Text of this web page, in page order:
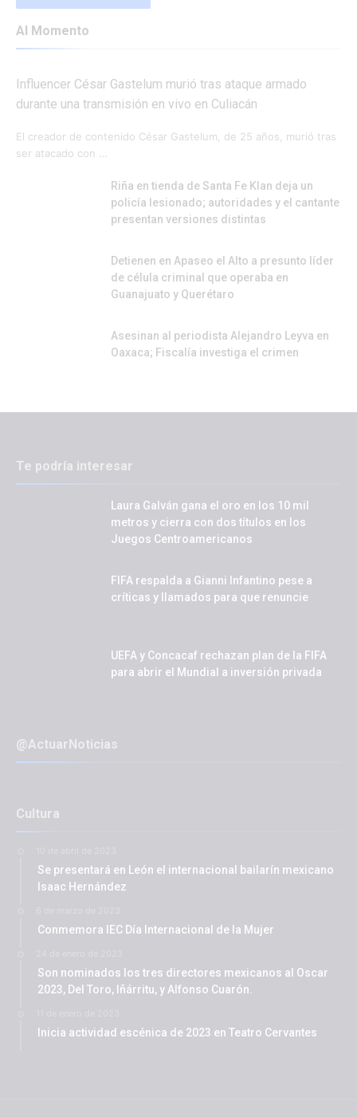
Al Momento
Influencer César Gastelum murió tras ataque armado
durante una transmisión en vivo en Culiacán
El creador de contenido César Gastelum, de 25 años, murió tras
ser atacado con …
Riña en tienda de Santa Fe Klan deja un
policía lesionado; autoridades y el cantante
presentan versiones distintas
Detienen en Apaseo el Alto a presunto líder
de célula criminal que operaba en
Guanajuato y Querétaro
Asesinan al periodista Alejandro Leyva en
Oaxaca; Fiscalía investiga el crimen
Te podría interesar
Laura Galván gana el oro en los 10 mil
metros y cierra con dos títulos en los
Juegos Centroamericanos
FIFA respalda a Gianni Infantino pese a
críticas y llamados para que renuncie
UEFA y Concacaf rechazan plan de la FIFA
para abrir el Mundial a inversión privada
@ActuarNoticias
Cultura
Se presentará en León el internacional bailarín mexicano
Isaac Hernández
Conmemora IEC Día Internacional de la Mujer
Son nominados los tres directores mexicanos al Oscar
2023, Del Toro, Iñárritu, y Alfonso Cuarón.
Inicia actividad escénica de 2023 en Teatro Cervantes